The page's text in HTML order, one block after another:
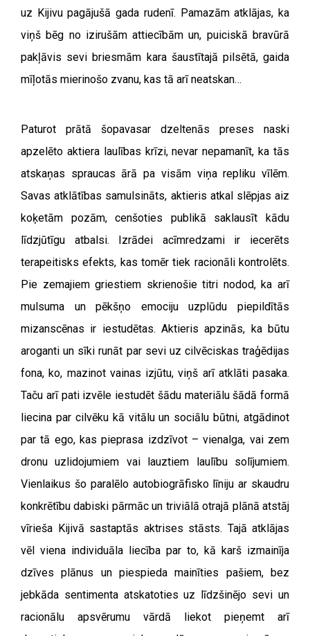
uz Kijivu pagājušā gada rudenī. Pamazām atklājas, ka
viņš bēg no izirušām attiecībām un, puiciskā bravūrā
pakļāvis sevi briesmām kara šaustītajā pilsētā, gaida
mīļotās mierinošo zvanu, kas tā arī neatskan…
Paturot prātā šopavasar dzeltenās preses naski
apzelēto aktiera laulības krīzi, nevar nepamanīt, ka tās
atskaņas spraucas ārā pa visām viņa repliku vīlēm.
Savas atklātības samulsināts, aktieris atkal slēpjas aiz
koķetām pozām, cenšoties publikā saklausīt kādu
līdzjūtīgu atbalsi. Izrādei acīmredzami ir iecerēts
terapeitisks efekts, kas tomēr tiek racionāli kontrolēts.
Pie zemajiem griestiem skrienošie titri nodod, ka arī
mulsuma un pēkšņo emociju uzplūdu piepildītās
mizanscēnas ir iestudētas. Aktieris apzinās, ka būtu
aroganti un sīki runāt par sevi uz cilvēciskas traģēdijas
fona, ko, mazinot vainas izjūtu, viņš arī atklāti pasaka.
Taču arī pati izvēle iestudēt šādu materiālu šādā formā
liecina par cilvēku kā vitālu un sociālu būtni, atgādinot
par tā ego, kas pieprasa izdzīvot – vienalga, vai zem
dronu uzlidojumiem vai lauztiem laulību solījumiem.
Vienlaikus šo paralēlo autobiogrāfisko līniju ar skaudru
konkrētību dabiski pārmāc un triviālā otrajā plānā atstāj
vīrieša Kijivā sastaptās aktrises stāsts. Tajā atklājas
vēl viena individuāla liecība par to, kā karš izmainīja
dzīves plānus un piespieda mainīties pašiem, bez
jebkāda sentimenta atskatoties uz līdzšinējo sevi un
racionālu apsvērumu vārdā liekot pieņemt arī